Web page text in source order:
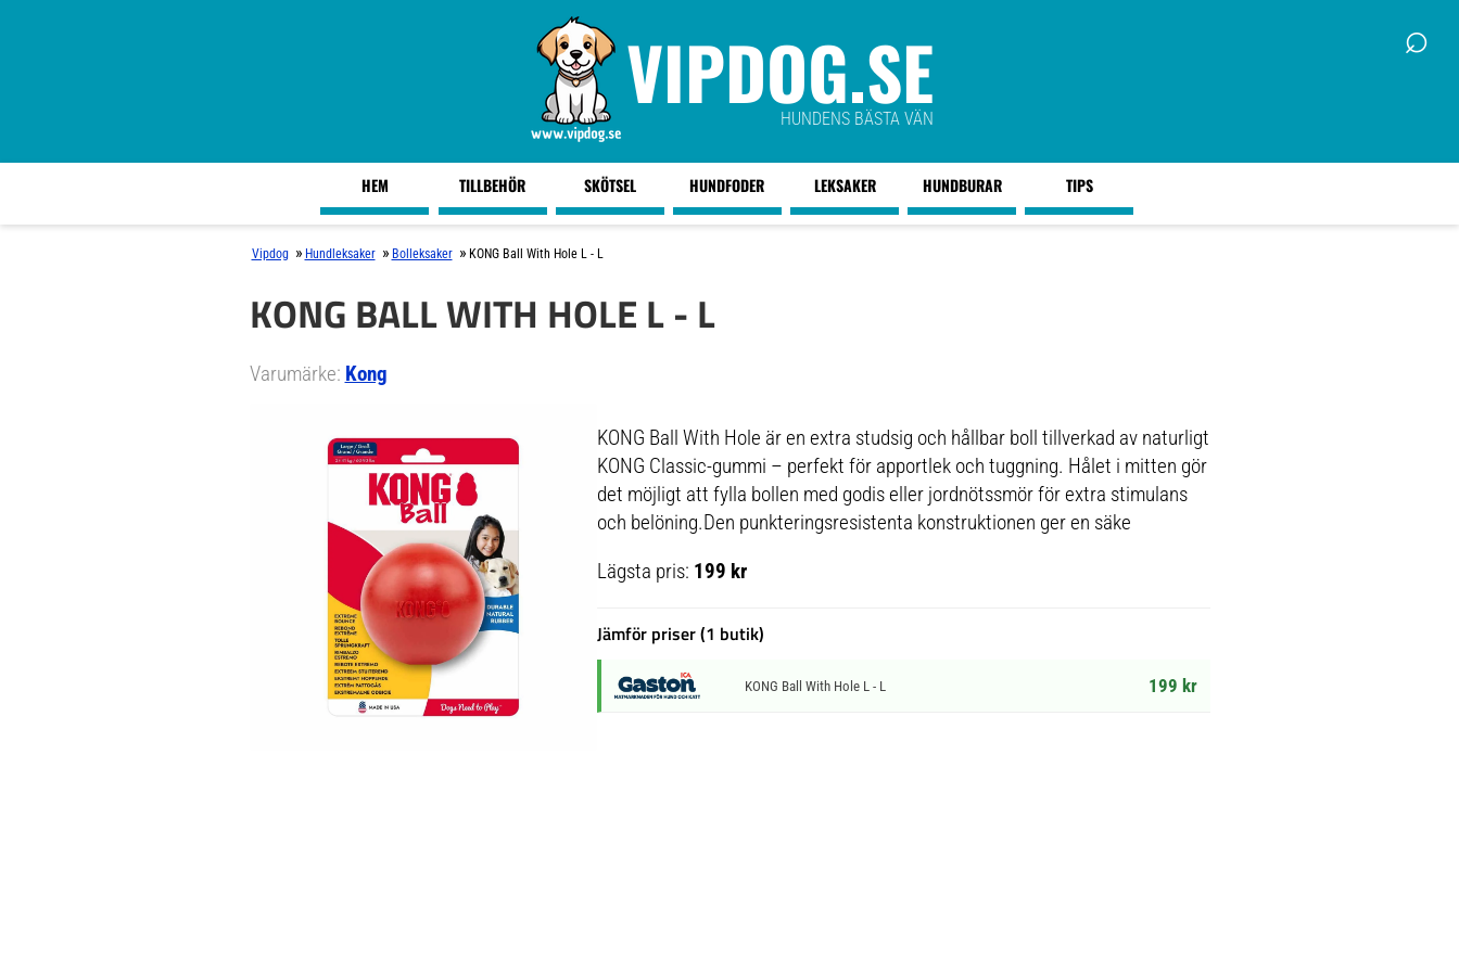
VIPDOG.SE
HUNDENS BÄSTA VÄN
⌕
HEM TILLBEHÖR SKÖTSEL HUNDFODER LEKSAKER HUNDBURAR TIPS
Vipdog » Hundleksaker » Bolleksaker » KONG Ball With Hole L - L
KONG BALL WITH HOLE L - L
Varumärke: Kong
KONG Ball With Hole är en extra studsig och hållbar boll tillverkad av naturligt
KONG Classic-gummi – perfekt för apportlek och tuggning. Hålet i mitten gör
det möjligt att fylla bollen med godis eller jordnötssmör för extra stimulans
och belöning.Den punkteringsresistenta konstruktionen ger en säke
Lägsta pris: 199 kr
Jämför priser (1 butik)
KONG Ball With Hole L - L 199 kr